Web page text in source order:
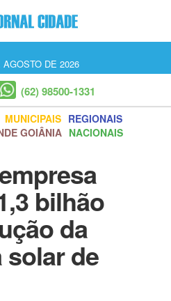
DE 2026
(62) 98500-1331
MUNICIPAIS REGIONAIS
GOIÂNIA NACIONAIS
bilhão
da
de